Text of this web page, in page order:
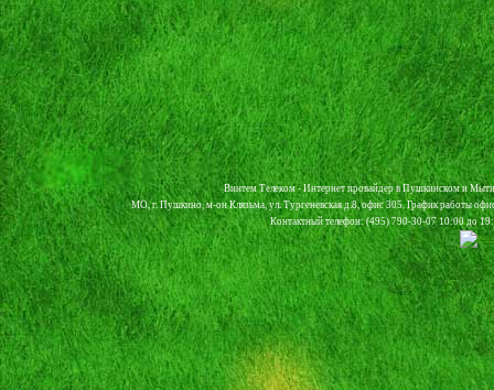
Винтем Телеком - Интернет провайдер в Пушкинском и
МО, г. Пушкино, м-он Клязьма, ул. Тургеневская д.8, офис 305. График работы
Контактный телефон: (495) 790-30-07 10:00 до